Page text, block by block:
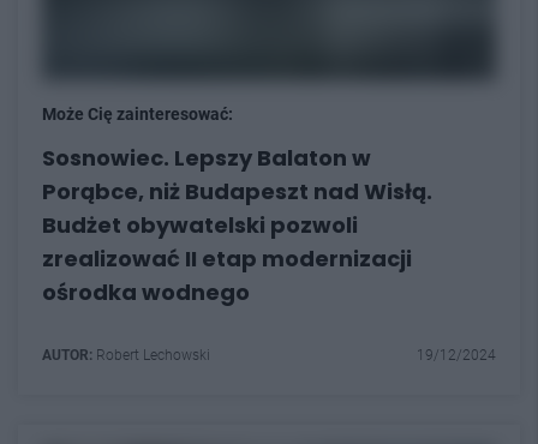
Może Cię zainteresować:
Sosnowiec. Lepszy Balaton w
Porąbce, niż Budapeszt nad Wisłą.
Budżet obywatelski pozwoli
zrealizować II etap modernizacji
ośrodka wodnego
AUTOR: Robert Lechowski 19/12/2024